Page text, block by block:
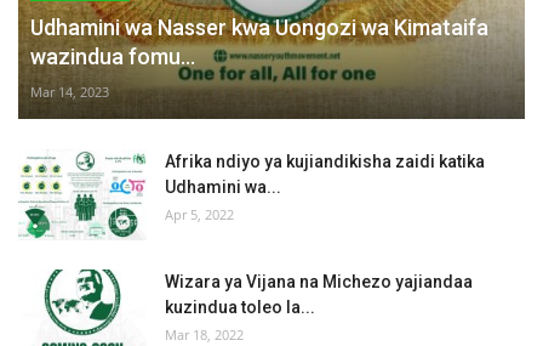
Udhamini wa Nasser kwa Uongozi wa Kimataifa
wazindua fomu...
Mar 14, 2023
Afrika ndiyo ya kujiandikisha zaidi katika
Udhamini wa...
Apr 5, 2022
Wizara ya Vijana na Michezo yajiandaa
kuzindua toleo la...
Mar 18, 2022